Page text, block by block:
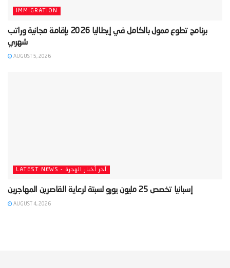
IMMIGRATION
‫برنامج تطوع ممول بالكامل في إيطاليا 2026 بإقامة مجانية وراتب
شهري‬
AUGUST 5, 2026
LATEST NEWS - آخر أخبار الهجرة
AUGUST 4, 2026